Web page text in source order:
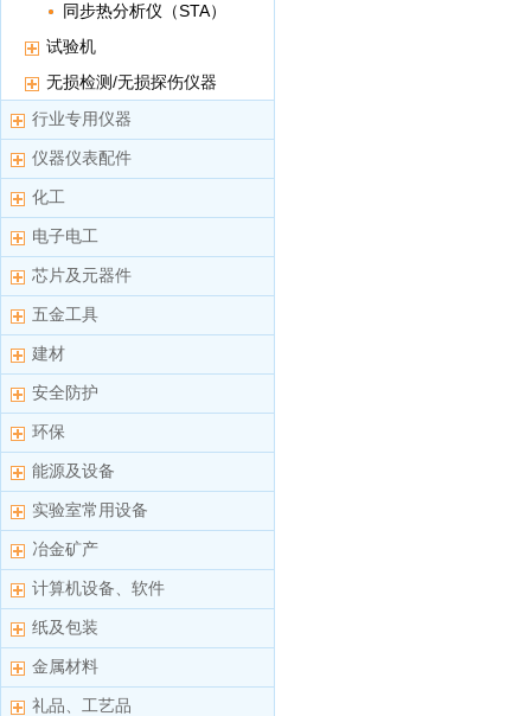
同步热分析仪（STA）
试验机
无损检测/无损探伤仪器
行业专用仪器
仪器仪表配件
化工
电子电工
芯片及元器件
五金工具
建材
安全防护
环保
能源及设备
实验室常用设备
冶金矿产
计算机设备、软件
纸及包装
金属材料
礼品、工艺品